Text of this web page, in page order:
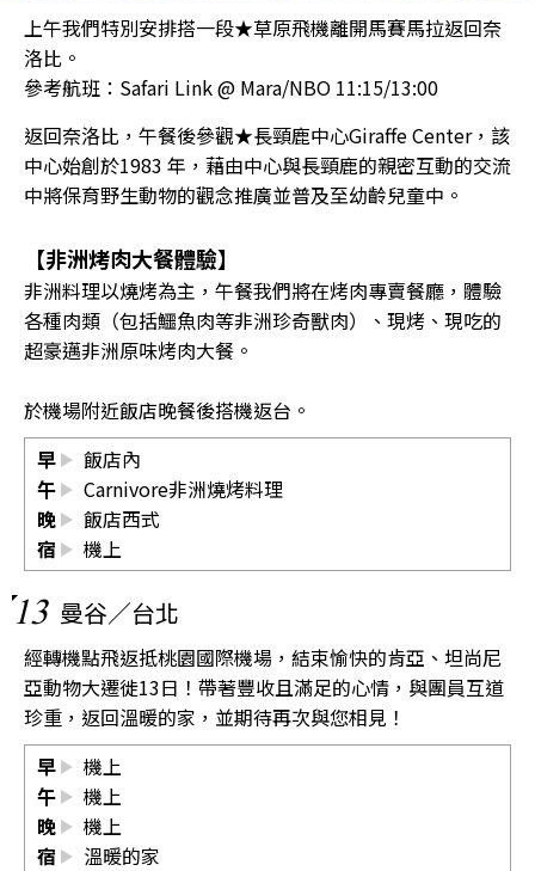
上午我們特別安排搭一段★草原飛機離開馬賽馬拉返回奈
洛比。
參考航班：Safari Link @ Mara/NBO 11:15/13:00
返回奈洛比，午餐後參觀★長頸鹿中心Giraffe Center，該
中心始創於1983 年，藉由中心與長頸鹿的親密互動的交流
中將保育野生動物的觀念推廣並普及至幼齡兒童中。
【非洲烤肉大餐體驗】
非洲料理以燒烤為主，午餐我們將在烤肉專賣餐廳，體驗
各種肉類（包括鱷魚肉等非洲珍奇獸肉）、現烤、現吃的
超豪邁非洲原味烤肉大餐。
於機場附近飯店晚餐後搭機返台。
早
飯店內
午
Carnivore非洲燒烤料理
晚
飯店西式
宿
機上
13 曼谷／台北
經轉機點飛返抵桃園國際機場，結束愉快的肯亞、坦尚尼
亞動物大遷徙13日！帶著豐收且滿足的心情，與團員互道
珍重，返回溫暖的家，並期待再次與您相見！
早
機上
午
機上
晚
機上
宿
溫暖的家